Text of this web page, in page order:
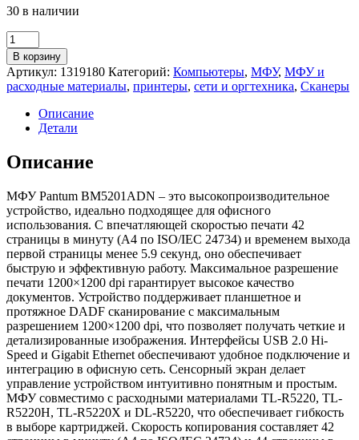
30 в наличии
Количество
товара
МФУ
Pantum
BM5201ADN
В корзину
Артикул: 1319180 Категорий: Компьютеры, МФУ, МФУ и
расходные материалы, принтеры, сети и оргтехника, Сканеры
Описание
Детали
Описание
МФУ Pantum BM5201ADN – это высокопроизводительное
устройство, идеально подходящее для офисного
использования. С впечатляющей скоростью печати 42
страницы в минуту (A4 по ISO/IEC 24734) и временем выхода
первой страницы менее 5.9 секунд, оно обеспечивает
быструю и эффективную работу. Максимальное разрешение
печати 1200×1200 dpi гарантирует высокое качество
документов. Устройство поддерживает планшетное и
протяжное DADF сканирование с максимальным
разрешением 1200×1200 dpi, что позволяет получать четкие и
детализированные изображения. Интерфейсы USB 2.0 Hi-
Speed и Gigabit Ethernet обеспечивают удобное подключение и
интеграцию в офисную сеть. Сенсорный экран делает
управление устройством интуитивно понятным и простым.
МФУ совместимо с расходными материалами TL-R5220, TL-
R5220H, TL-R5220X и DL-R5220, что обеспечивает гибкость
в выборе картриджей. Скорость копирования составляет 42